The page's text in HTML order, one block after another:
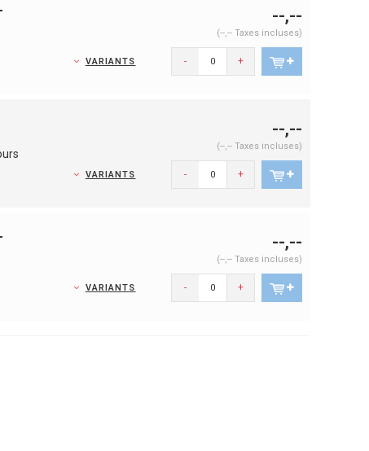
--,--
(--,-- Taxes incluses)
VARIANTS - +
--,--
(--,-- Taxes incluses)
VARIANTS - +
--,--
(--,-- Taxes incluses)
VARIANTS - +